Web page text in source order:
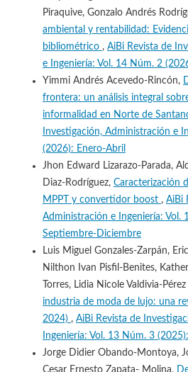
Piraquive, Gonzalo Andrés
ambiental y rentabilidad:
bibliométrico , AiBi Revista de
e Ingeniería: Vol. 14 Núm. 2
Yimmi Andrés Acevedo-Rincón,
frontera: un análisis integral
informalidad en Norte de
Investigación, Administración e
(2026): Enero-Abril
Jhon Edward Lizarazo-Parada,
Diaz-Rodríguez, Caracterización
MPPT y convertidor boost , AiBi
Administración e Ingeniería: Vol.
Septiembre-Diciembre
Luis Miguel Gonzales-Zarpán,
Nilthon Ivan Pisfil-Benites,
Torres, Lidia Nicole Valdivia-Pérez
industria de moda de lujo: una
2024) , AiBi Revista de
Ingeniería: Vol. 13 Núm. 3
Jorge Didier Obando-Montoya,
Cesar Ernesto Zapata- Molina,